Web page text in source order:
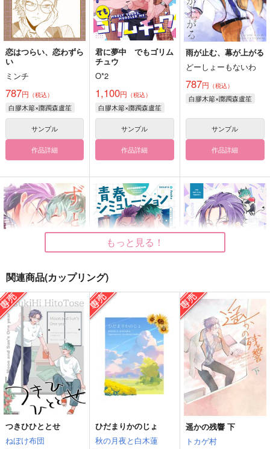
恋はつらい、恋わずら
い
ミンチ
787円 （税込）
白膠木簓×躑躅森盧笙
サンプル
作品詳細
君に夢中 でもゴリム
チュウ
O*2
1,100円 （税込）
白膠木簓×躑躅森盧笙
サンプル
作品詳細
雨が止む、幕が上がる
どーしょーもないわ
787円 （税込）
白膠木簓×躑躅森盧笙
サンプル
作品詳細
ずっと笑い合っていた
い。
愛羅武勇
472 円 （税込）
白膠木簓×躑躅森盧笙
サンプル
作品詳細
青春シミュレーション
O*2
1,100円 （税込）
白膠木簓×躑躅森盧笙
サンプル
DEVILISH YOUTH
まだあいも見ず
629円（税込）
躑躅森盧笙×白膠木簓
サンプル
もっと見る！
関連商品(カップリング)
つきひひととせ
ねぼけ布団
ひだまりかのじょ
秋の月夜と白木蓮
遥かの残響 下
トカゲ村